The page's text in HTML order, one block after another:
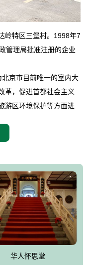
岭特区三堡村。1998年7
管理局批准注册的企业
京市目前唯一的室内大
革，促进首都社会主义
游区环境保护等方面进
5．8万平方米。主体建
、百家姓觅宗长廊等。
风格。蓝色的琉璃瓦屋
的雄狮、华表，花岗岩
与万里长城浑然一体、
殿入口两侧是用蜡染技
文化与炎黄始祖，小环
喻着往生者与长城同
与山河同在，与日月同
华人怀思堂